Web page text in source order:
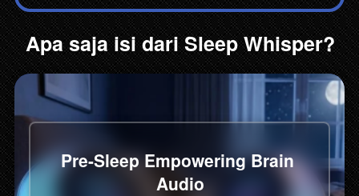
Apa saja isi dari Sleep Whisper?
Pre-Sleep Empowering Brain
Audio